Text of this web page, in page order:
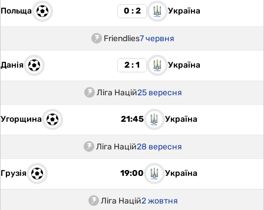
Польща 0 : 2 Україна
Friendlies7 червня
Данія 2 : 1 Україна
Ліга Націй25 вересня
Угорщина 21:45 Україна
Ліга Націй28 вересня
Грузія 19:00 Україна
Ліга Націй2 жовтня